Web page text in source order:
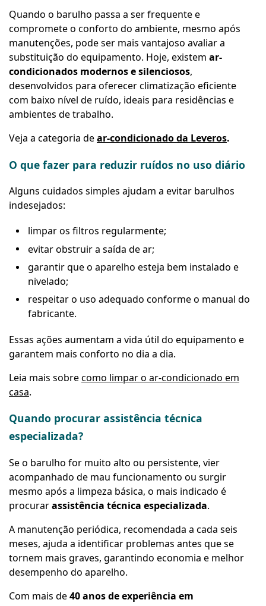
Quando o barulho passa a ser frequente e
compromete o conforto do ambiente, mesmo após
manutenções, pode ser mais vantajoso avaliar a
substituição do equipamento. Hoje, existem ar-
condicionados modernos e silenciosos,
desenvolvidos para oferecer climatização eficiente
com baixo nível de ruído, ideais para residências e
ambientes de trabalho.
Veja a categoria dear-condicionado da Leveros.
O que fazer para reduzir ruídos no uso diário
Alguns cuidados simples ajudam a evitar barulhos
indesejados:
limpar os filtros regularmente;
evitar obstruir a saída de ar;
garantir que o aparelho esteja bem instalado e
nivelado;
respeitar o uso adequado conforme o manual do
fabricante.
Essas ações aumentam a vida útil do equipamento e
garantem mais conforto no dia a dia.
Leia mais sobrecomo limpar o ar-condicionado em
casa.
Quando procurar assistência técnica
especializada?
Se o barulho for muito alto ou persistente, vier
acompanhado de mau funcionamento ou surgir
mesmo após a limpeza básica, o mais indicado é
procurarassistência técnica especializada.
A manutenção periódica, recomendada a cada seis
meses, ajuda a identificar problemas antes que se
tornem mais graves, garantindo economia e melhor
desempenho do aparelho.
Com mais de40 anos de experiência em